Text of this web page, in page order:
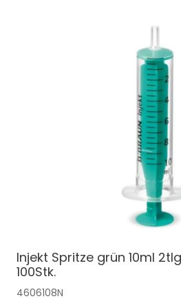
Injekt Spritze grün 10ml
100Stk.
4606108N